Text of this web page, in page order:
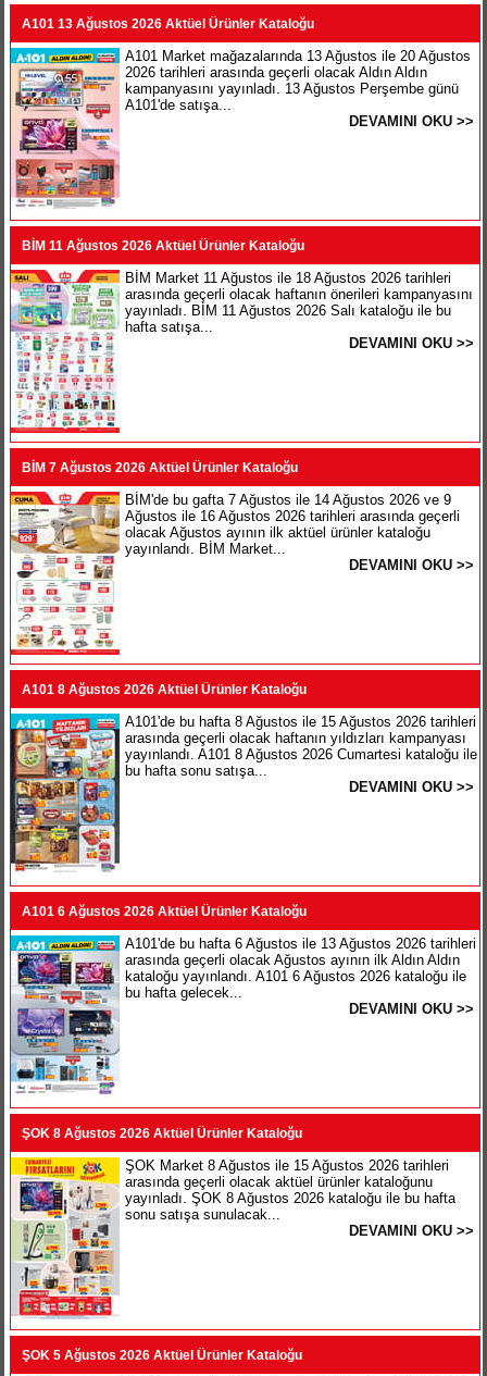
A101 13 Ağustos 2026 Aktüel Ürünler Kataloğu
A101 Market mağazalarında 13 Ağustos ile 20 Ağustos
2026 tarihleri arasında geçerli olacak Aldın Aldın
kampanyasını yayınladı. 13 Ağustos Perşembe günü
A101'de satışa...
DEVAMINI OKU >>
BİM 11 Ağustos 2026 Aktüel Ürünler Kataloğu
BİM Market 11 Ağustos ile 18 Ağustos 2026 tarihleri
arasında geçerli olacak haftanın önerileri kampanyasını
yayınladı. BİM 11 Ağustos 2026 Salı kataloğu ile bu
hafta satışa...
DEVAMINI OKU >>
BİM 7 Ağustos 2026 Aktüel Ürünler Kataloğu
BİM'de bu gafta 7 Ağustos ile 14 Ağustos 2026 ve 9
Ağustos ile 16 Ağustos 2026 tarihleri arasında geçerli
olacak Ağustos ayının ilk aktüel ürünler kataloğu
yayınlandı. BİM Market...
DEVAMINI OKU >>
A101 8 Ağustos 2026 Aktüel Ürünler Kataloğu
A101'de bu hafta 8 Ağustos ile 15 Ağustos 2026 tarihleri
arasında geçerli olacak haftanın yıldızları kampanyası
yayınlandı. A101 8 Ağustos 2026 Cumartesi kataloğu ile
bu hafta sonu satışa...
DEVAMINI OKU >>
A101 6 Ağustos 2026 Aktüel Ürünler Kataloğu
A101'de bu hafta 6 Ağustos ile 13 Ağustos 2026 tarihleri
arasında geçerli olacak Ağustos ayının ilk Aldın Aldın
kataloğu yayınlandı. A101 6 Ağustos 2026 kataloğu ile
bu hafta gelecek...
DEVAMINI OKU >>
ŞOK 8 Ağustos 2026 Aktüel Ürünler Kataloğu
ŞOK Market 8 Ağustos ile 15 Ağustos 2026 tarihleri
arasında geçerli olacak aktüel ürünler kataloğunu
yayınladı. ŞOK 8 Ağustos 2026 kataloğu ile bu hafta
sonu satışa sunulacak...
DEVAMINI OKU >>
ŞOK 5 Ağustos 2026 Aktüel Ürünler Kataloğu